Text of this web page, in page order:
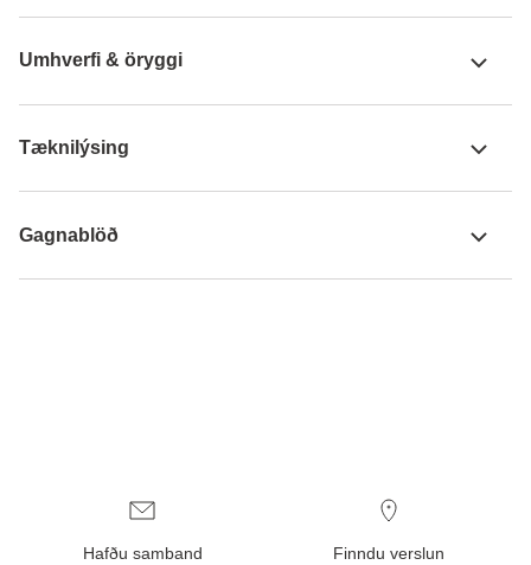
Umhverfi & öryggi
Tæknilýsing
Gagnablöð
Hafðu samband Finndu verslun